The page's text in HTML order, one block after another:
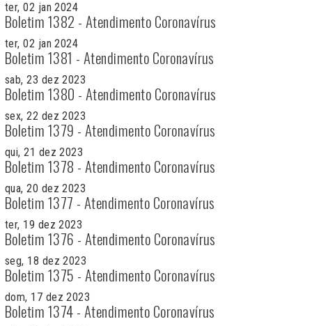
ter, 02 jan 2024
Boletim 1382 - Atendimento Coronavírus
ter, 02 jan 2024
Boletim 1381 - Atendimento Coronavírus
sab, 23 dez 2023
Boletim 1380 - Atendimento Coronavírus
sex, 22 dez 2023
Boletim 1379 - Atendimento Coronavírus
qui, 21 dez 2023
Boletim 1378 - Atendimento Coronavírus
qua, 20 dez 2023
Boletim 1377 - Atendimento Coronavírus
ter, 19 dez 2023
Boletim 1376 - Atendimento Coronavírus
seg, 18 dez 2023
Boletim 1375 - Atendimento Coronavírus
dom, 17 dez 2023
Boletim 1374 - Atendimento Coronavírus